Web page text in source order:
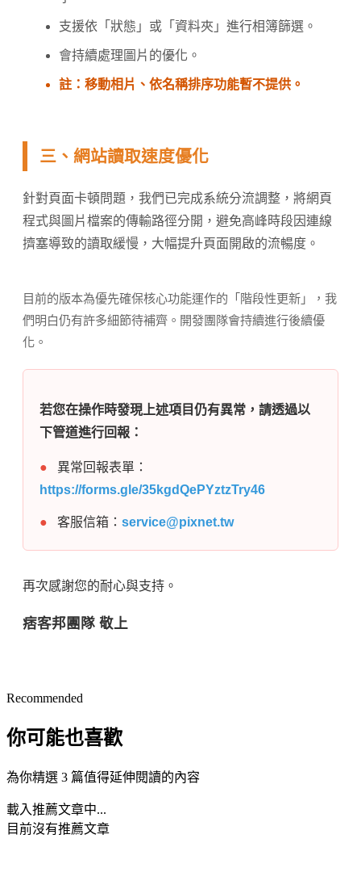
支援依「狀態」或「資料夾」進行相簿篩選。
會持續處理圖片的優化。
註：移動相片、依名稱排序功能暫不提供。
三、網站讀取速度優化
針對頁面卡頓問題，我們已完成系統分流調整，將網頁
程式與圖片檔案的傳輸路徑分開，避免高峰時段因連線
擠塞導致的讀取緩慢，大幅提升頁面開啟的流暢度。
目前的版本為優先確保核心功能運作的「階段性更新」，我
們明白仍有許多細節待補齊。開發團隊會持續進行後續優
化。
若您在操作時發現上述項目仍有異常，請透過以
下管道進行回報：
●
異常回報表單：
https://forms.gle/35kgdQePYztzTry46
● 客服信箱： service@pixnet.tw
再次感謝您的耐心與支持。
痞客邦團隊 敬上
Recommended
你可能也喜歡
為你精選 3 篇值得延伸閱讀的內容
載入推薦文章中...
目前沒有推薦文章